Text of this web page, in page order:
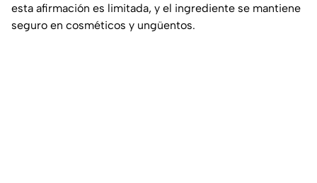
esta afirmación es limitada, y el ingrediente se mantiene
seguro en cosméticos y ungüentos.